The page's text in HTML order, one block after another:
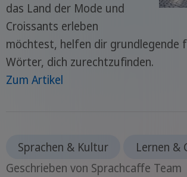
das Land der Mode und
Croissants erleben
möchtest, helfen dir grundlegende
Wörter, dich zurechtzufinden.
Zum Artikel
Sprachen & Kultur
Lernen &
Geschrieben von Sprachcaffe Team